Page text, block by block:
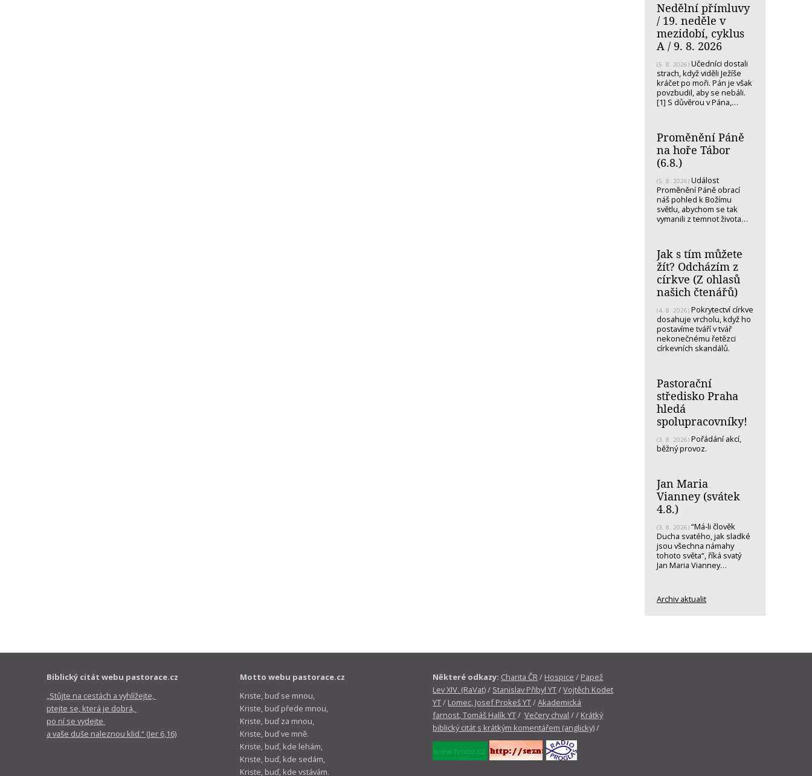
Nedělní přímluvy
/ 19. neděle v
mezidobí, cyklus
A / 9. 8. 2026
(5. 8. 2026) Učedníci dostali
strach, když viděli Ježíše
kráčet po moři. Pán je však
povzbudil, aby se nebáli.
[1] S důvěrou v Pána,…
Proměnění Páně
na hoře Tábor
(6.8.)
(5. 8. 2026) Událost
Proměnění Páně obrací
náš pohled k Božímu
světlu, abychom se tak
vymanili z temnot života…
Jak s tím můžete
žít? Odcházím z
církve (Z ohlasů
našich čtenářů)
(4. 8. 2026) Pokrytectví církve
dosahuje vrcholu, když ho
postavíme tváří v tvář
nekonečnému řetězci
církevních skandálů.
Pastorační
středisko Praha
hledá
spolupracovníky!
(3. 8. 2026) Pořádání akcí,
běžný provoz.
Jan Maria
Vianney (svátek
4.8.)
(3. 8. 2026) “Má-li člověk
Ducha svatého, jak sladké
jsou všechna námahy
tohoto světa“, říká svatý
Jan Maria Vianney…
Archiv aktualit
Biblický citát webu pastorace.cz
„Stůjte na cestách a vyhlížejte,
ptejte se, která je dobrá,
po ní se vydejte
a vaše duše naleznou klid.“ (Jer 6,16)
Motto webu pastorace.cz
Kriste, buď se mnou,
Kriste, buď přede mnou,
Kriste, buď za mnou,
Kriste, buď ve mně.
Kriste, buď, kde lehám,
Kriste, buď, kde sedám,
Kriste, buď, kde vstávám.
Některé odkazy: Charita ČR/ Hospice / Papež
Lev XIV. (RaVat)/ Stanislav Přibyl YT/Vojtěch Kodet
YT/ Lomec, Josef Prokeš YT/Akademická
farnost, Tomáš Halík YT/Večery chval / / Krátký
biblický citát s krátkým komentářem (anglicky)/